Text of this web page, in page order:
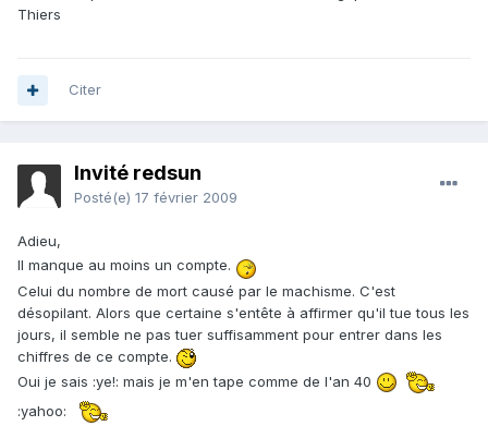
Thiers
Citer
Invité redsun
Posté(e) 17 février 2009
Adieu,
Il manque au moins un compte.
Celui du nombre de mort causé par le machisme. C'est
désopilant. Alors que certaine s'entête à affirmer qu'il tue tous les
jours, il semble ne pas tuer suffisamment pour entrer dans les
chiffres de ce compte.
Oui je sais :ye!: mais je m'en tape comme de l'an 40
:yahoo: